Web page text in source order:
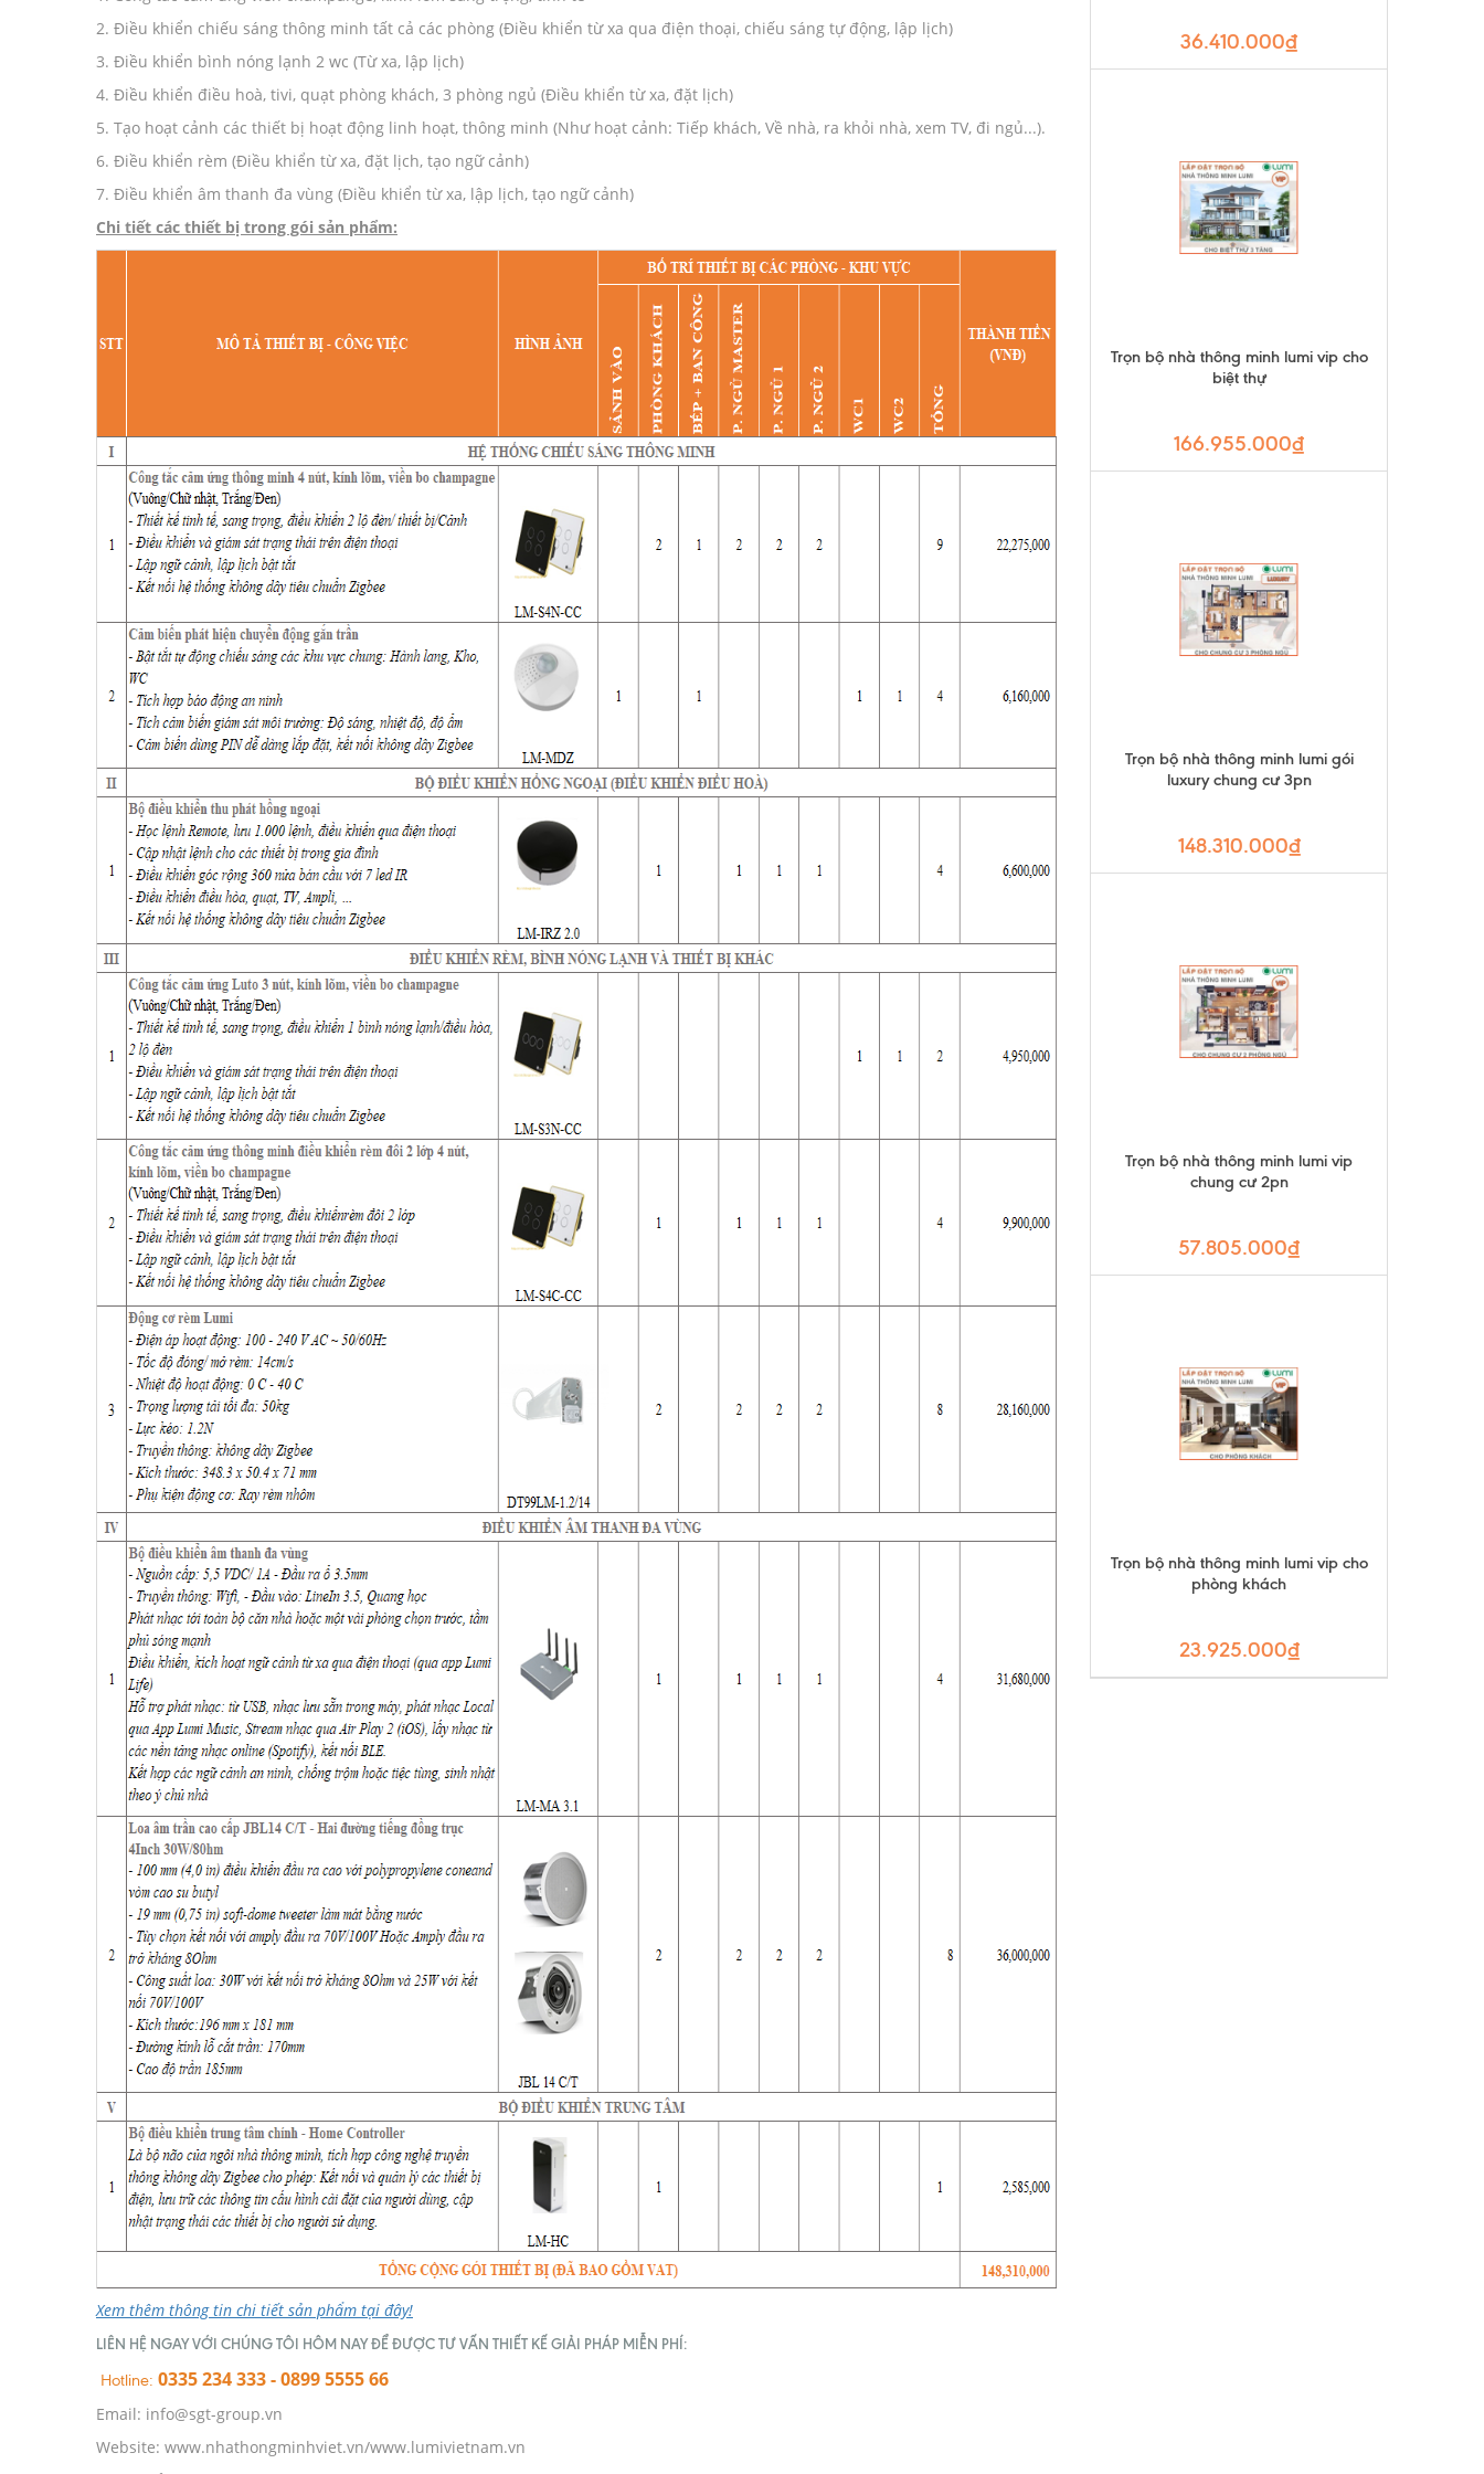
2. Điều khiển chiếu sáng thông minh tất cả các phòng (Điều khiển từ xa qua điện thoại, chiếu sáng tự động, lập lịch)
3. Điều khiển bình nóng lạnh 2 wc (Từ xa, lập lịch)
4. Điều khiển điều hoà, tivi, quạt phòng khách, 3 phòng ngủ (Điều khiển từ xa, đặt lịch)
5. Tạo hoạt cảnh các thiết bị hoạt động linh hoạt, thông minh (Như hoạt cảnh: Tiếp khách, Về nhà, ra khỏi nhà, xem TV, đi ngủ...).
6. Điều khiển rèm (Điều khiển từ xa, đặt lịch, tạo ngữ cảnh)
7. Điều khiển âm thanh đa vùng (Điều khiển từ xa, lập lịch, tạo ngữ cảnh)
Chi tiết các thiết bị trong gói sản phẩm:
Xem thêm thông tin chi tiết sản phẩm tại đây!
LIÊN HỆ NGAY VỚI CHÚNG TÔI HÔM NAY ĐỂ ĐƯỢC TƯ VẤN THIẾT KẾ GIẢI PHÁP MIỄN PHÍ:
Hotline: 0335 234 333 - 0899 5555 66
Email: info@sgt-group.vn
Website: www.nhathongminhviet.vn/www.lumivietnam.vn
36.410.000₫
Trọn bộ nhà thông minh lumi vip cho
biệt thự
166.955.000₫
Trọn bộ nhà thông minh lumi gói
luxury chung cư 3pn
148.310.000₫
Trọn bộ nhà thông minh lumi vip
chung cư 2pn
57.805.000₫
Trọn bộ nhà thông minh lumi vip cho
phòng khách
23.925.000₫